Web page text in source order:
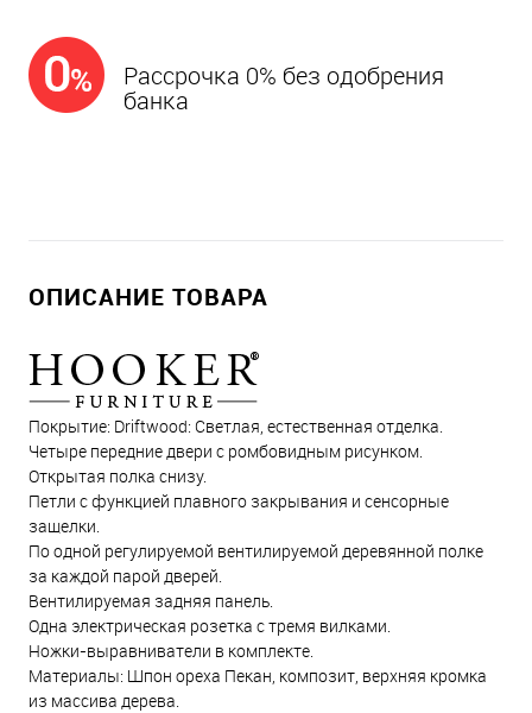
Рассрочка 0% без одобрения
банка
ОПИСАНИЕ ТОВАРА
Покрытие: Driftwood: Светлая, естественная отделка.
Четыре передние двери с ромбовидным рисунком.
Открытая полка снизу.
Петли с функцией плавного закрывания и сенсорные
защелки.
По одной регулируемой вентилируемой деревянной полке
за каждой парой дверей.
Вентилируемая задняя панель.
Одна электрическая розетка с тремя вилками.
Ножки-выравниватели в комплекте.
Материалы: Шпон ореха Пекан, композит, верхняя кромка
из массива дерева.